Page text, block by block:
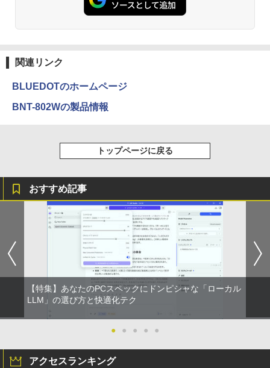
【2026年アップグレード版】AOKIMI ワイヤ
るーとゅーす コードレス ENCノイズキャン
セリング 自動ペアリング Type-C充電 マイク
学/WEB会議(ホワイト)
Xiaomi シャオミ REDMI Buds 8 Lite ワイヤ
レスイヤホン Bluetooth 5.4 ノイズキャンセ
リング ANC 36時間再生
￥2,980
On My Road (Stadium ver.)
￥250
￥1,380
art Basic)
コカ・コーラ やかんの麦茶 from 爽健美茶 ラ
ベルレス 650mlPET×24本
￥2,009
HUNTER×HUNTER モノクロ版 39 (ジャンプ
￥572
版ビッグガンガンコミックス)
￥810
関連リンク
BLUEDOTのホームページ
BNT-802Wの製品情報
トップページに戻る
おすすめ記事
【特集】あなたのPCスペックにドンピシャな「ローカル
LLM」の選び方と快適化テク
● ● ● ● ●
アクセスランキング